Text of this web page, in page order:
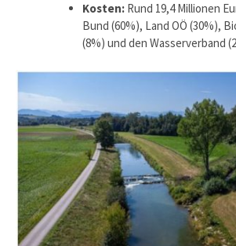
Kosten: Rund 19,4 Millionen
Bund (60%), Land OÖ (30%),
(8%) und den Wasserverband